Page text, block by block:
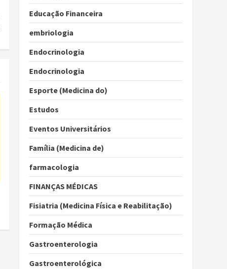
Educação Financeira
embriologia
Endocrinologia
Endocrinologia
Esporte (Medicina do)
Estudos
Eventos Universitários
Família (Medicina de)
farmacologia
FINANÇAS MÉDICAS
Fisiatria (Medicina Física e Reabilitação)
Formação Médica
Gastroenterologia
Gastroenterológica